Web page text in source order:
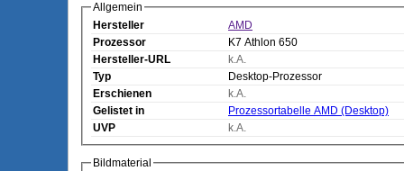
Allgemein
Hersteller
AMD
Prozessor
K7 Athlon 650
Hersteller-URL
k.A.
Typ
Desktop-Prozessor
Erschienen
k.A.
Gelistet in
Prozessortabelle AMD (Desktop)
UVP
k.A.
Bildmaterial